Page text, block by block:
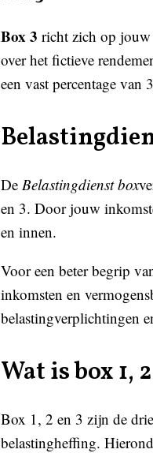
Box 3 richt zich op jouw
over het fictieve
een vast percentage van
De Belastingdienst box
en 3. Door jouw
en innen.
Voor een beter begrip
inkomsten en
belastingverplichtingen
Wat is box 1,
Box 1, 2 en 3 zijn de
belastingheffing.